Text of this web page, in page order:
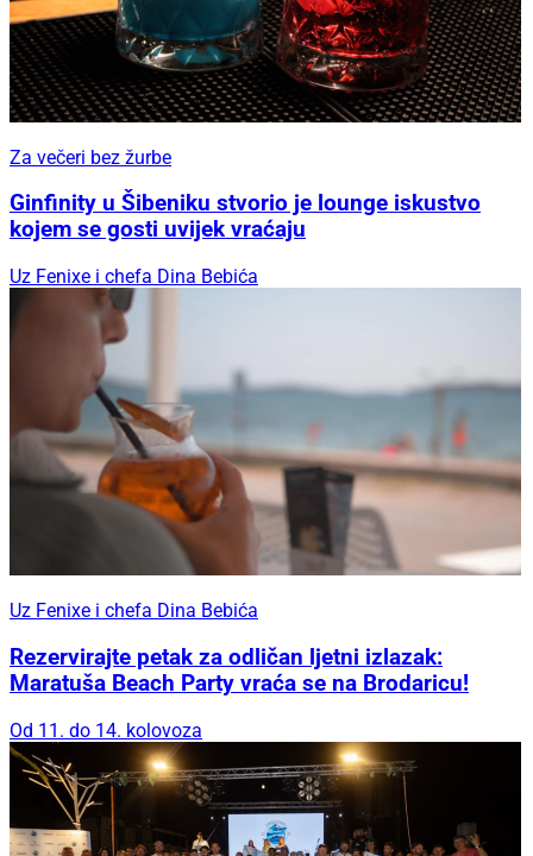
Za večeri bez žurbe
Ginfinity u Šibeniku stvorio je lounge iskustvo
kojem se gosti uvijek vraćaju
Uz Fenixe i chefa Dina Bebića
Uz Fenixe i chefa Dina Bebića
Rezervirajte petak za odličan ljetni izlazak:
Maratuša Beach Party vraća se na Brodaricu!
Od 11. do 14. kolovoza